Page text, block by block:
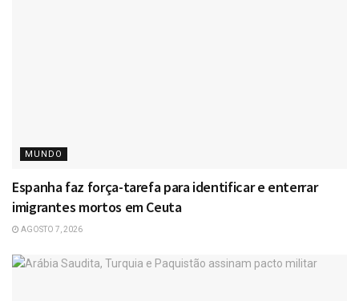
MUNDO
Espanha faz força-tarefa para identificar e enterrar
imigrantes mortos em Ceuta
AGOSTO 7, 2026